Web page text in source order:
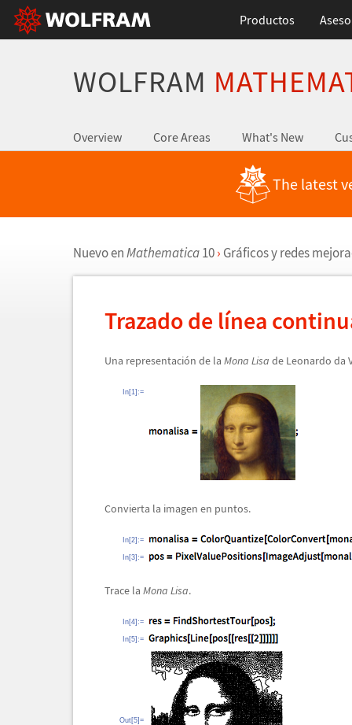
Productos
WOLFRAM
Overview Core Areas What's New
The latest
Nuevo enMathematica10 › Gráficos y redes
Trazado de línea
Una representación de la Mona Lisa de Leonardo da
In[1]:=
Convierta la imagen en puntos.
In[2]:=
In[3]:=
Trace la Mona Lisa.
In[4]:=
In[5]:=
Out[5]=